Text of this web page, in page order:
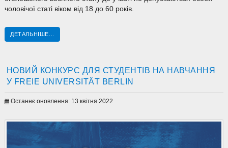
чоловічої статі віком від 18 до 60 років.
ДЕТАЛЬНІШЕ...
НОВИЙ КОНКУРС ДЛЯ СТУДЕНТІВ НА НАВЧАННЯ
У FREIE UNIVERSITÄT BERLIN
Останнє оновлення: 13 квітня 2022